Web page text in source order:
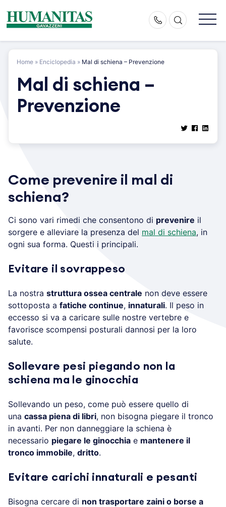
content
Home » Enciclopedia » Mal di schiena – Prevenzione
Mal di schiena –
Prevenzione
Come prevenire il mal di
schiena?
Ci sono vari rimedi che consentono di prevenire il
sorgere e alleviare la presenza del mal di schiena, in
ogni sua forma. Questi i principali.
Evitare il sovrappeso
La nostra struttura ossea centrale non deve essere
sottoposta a fatiche continue, innaturali. Il peso in
eccesso si va a caricare sulle nostre vertebre e
favorisce scompensi posturali dannosi per la loro
salute.
Sollevare pesi piegando non la
schiena ma le ginocchia
Sollevando un peso, come può essere quello di
una cassa piena di libri, non bisogna piegare il tronco
in avanti. Per non danneggiare la schiena è
necessario piegare le ginocchia e mantenere il
tronco immobile, dritto.
Evitare carichi innaturali e pesanti
Bisogna cercare di non trasportare zaini o borse a